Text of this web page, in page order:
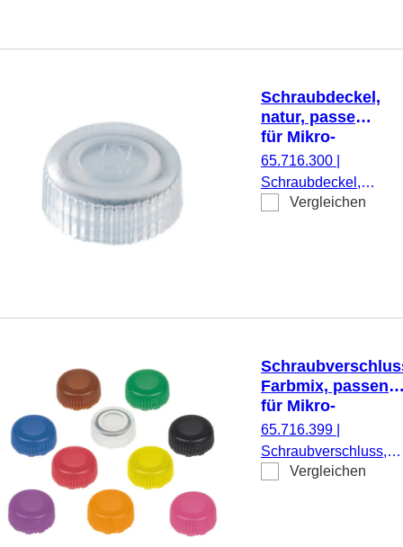
Schraubdeckel,
natur, passend
für Mikro-
Schraubröhren
65.716.300
Schraubdeckel,
natur, passend für
Vergleichen
Farbmix, passend
für Mikro-
Schraubröhren
65.716.399
Schraubverschluss,
Farbmix, passend für
Vergleichen